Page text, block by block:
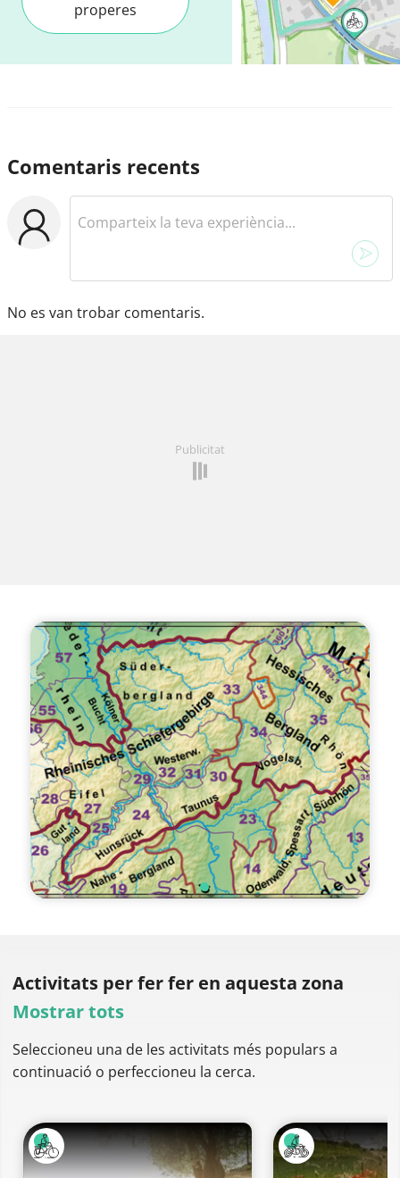
properes
Comentaris recents
No es van trobar comentaris.
Publicitat
Activitats per ferfer en aquesta zona
Mostrar tots
Seleccioneu una de les activitats més populars a
continuació o perfeccioneu la cerca.